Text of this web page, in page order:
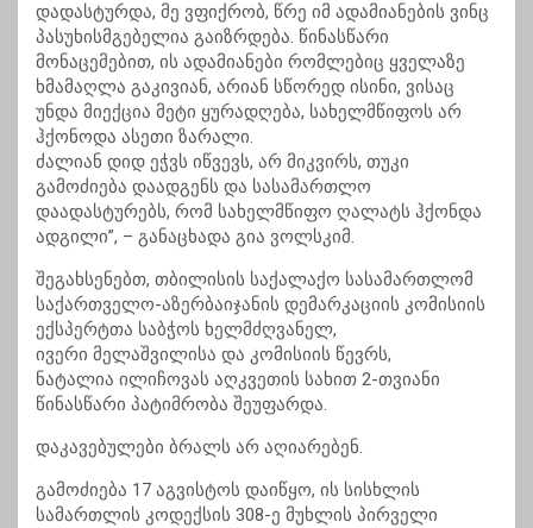
დადასტურდა, მე ვფიქრობ, წრე იმ ადამიანების ვინც
პასუხისმგებელია გაიზრდება. წინასწარი
მონაცემებით, ის ადამიანები რომლებიც ყველაზე
ხმამაღლა გაკივიან, არიან სწორედ ისინი, ვისაც
უნდა მიექცია მეტი ყურადღება, სახელმწიფოს არ
ჰქონოდა ასეთი ზარალი.
ძალიან დიდ ეჭვს იწვევს, არ მიკვირს, თუკი
გამოძიება დაადგენს და სასამართლო
დაადასტურებს, რომ სახელმწიფო ღალატს ჰქონდა
ადგილი”, – განაცხადა გია ვოლსკიმ.
შეგახსენებთ, თბილისის საქალაქო სასამართლომ
საქართველო-აზერბაიჯანის დემარკაციის კომისიის
ექსპერტთა საბჭოს ხელმძღვანელ,
ივერი მელაშვილისა და კომისიის წევრს,
ნატალია ილიჩოვას აღკვეთის სახით 2-თვიანი
წინასწარი პატიმრობა შეუფარდა.
დაკავებულები ბრალს არ აღიარებენ.
გამოძიება 17 აგვისტოს დაიწყო, ის სისხლის
სამართლის კოდექსის 308-ე მუხლის პირველი